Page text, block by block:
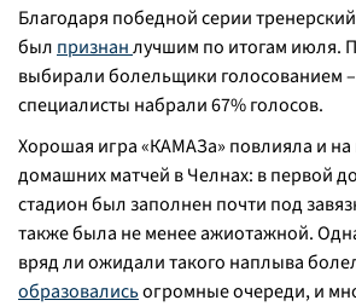
Благодаря победной серии
был признанлучшим по итогам июля.
выбирали болельщики голосованием
специалисты набрали 67% голосов.
Хорошая игра «КАМАЗа» повлияла и
домашних матчей в Челнах: в первой
стадион был заполнен почти под
также была не менее ажиотажной.
вряд ли ожидали такого наплыва
образовалисьогромные очереди, и